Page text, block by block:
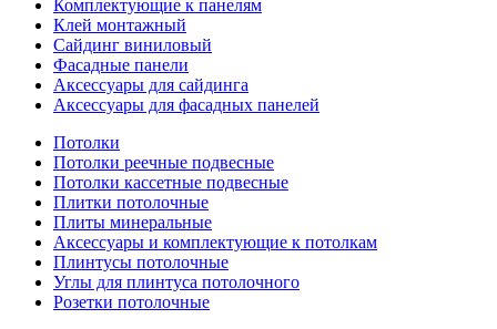
Комплектующие к панелям
Клей монтажный
Сайдинг виниловый
Фасадные панели
Аксессуары для сайдинга
Аксессуары для фасадных панелей
Потолки
Потолки реечные подвесные
Потолки кассетные подвесные
Плитки потолочные
Плиты минеральные
Аксессуары и комплектующие к потолкам
Плинтусы потолочные
Углы для плинтуса потолочного
Розетки потолочные